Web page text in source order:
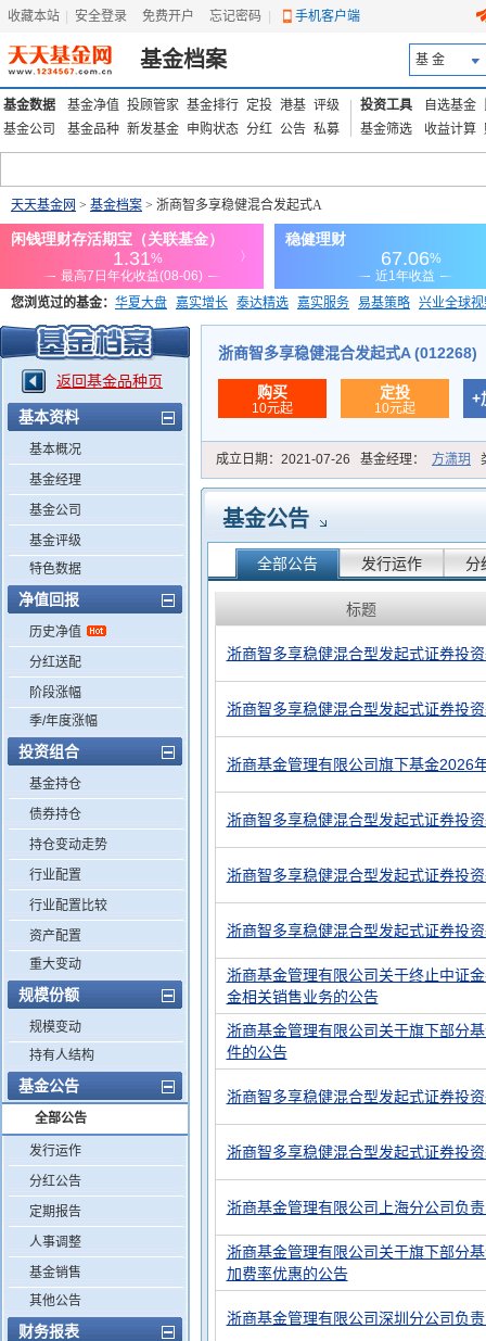
收藏本站 安全登录 免费开户 忘记密码 手机客户端
基金档案 基 金
基金数据 基金净值 投顾管家 基金排行 定投 港基 评级
基金公司
基金品种 新发基金 申购状态 分红 公告 私募
投资工具 自选基金
基金筛选
收益计算
天天基金网 > 基金档案 > 浙商智多享稳健混合发起式A
您浏览过的基金： 华夏大盘 嘉实增长 泰达精选 嘉实服务 易基策略 兴业全球
添富优势 华安宏利 上证180价值ETF
返回基金品种页
基本资料
基本概况
基金经理
基金公司
基金评级
特色数据
净值回报
历史净值
分红送配
阶段涨幅
季/年度涨幅
投资组合
基金持仓
债券持仓
持仓变动走势
行业配置
行业配置比较
资产配置
重大变动
规模份额
规模变动
持有人结构
基金公告
全部公告
发行运作
分红公告
定期报告
人事调整
基金销售
其他公告
财务报表
浙商智多享稳健混合发起式A (012268)
购买
10元起
定投
10元起
+
成立日期： 2021-07-26 基金经理： 方潇玥
基金公告
全部公告 发行运作 分
标题
浙商智多享稳健混合型发起式证券投
浙商智多享稳健混合型发起式证券投
浙商基金管理有限公司旗下基金2026
浙商智多享稳健混合型发起式证券投
浙商智多享稳健混合型发起式证券投
浙商智多享稳健混合型发起式证券投
浙商基金管理有限公司关于终止中证
金相关销售业务的公告
浙商基金管理有限公司关于旗下部分
件的公告
浙商智多享稳健混合型发起式证券投
浙商智多享稳健混合型发起式证券投
浙商基金管理有限公司上海分公司负
浙商基金管理有限公司关于旗下部分
加费率优惠的公告
浙商基金管理有限公司深圳分公司负